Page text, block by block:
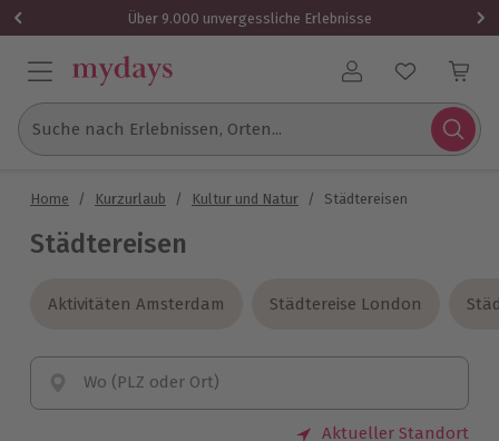
Über 9.000 unvergessliche Erlebnisse
Benutzerkonto
Suche nach Erlebnissen, Orten...
Home / Kurzurlaub / Kultur und Natur / Städtereisen
Städtereisen
Aktivitäten Amsterdam
Aktivitäten Amsterdam Städtereise London
Städtereise London
Wo (PLZ oder Ort)
Aktueller Standort